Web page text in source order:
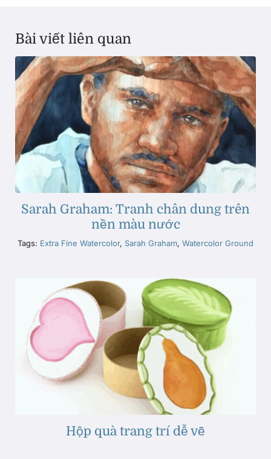
Bài viết liên quan
Sarah Graham: Tranh chân dung trên
nền màu nước
Tags: Extra Fine Watercolor, Sarah Graham, Watercolor Ground
Hộp quà trang trí dễ vẽ